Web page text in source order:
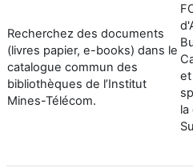
Recherchez des documents
(livres papier, e-books) dans le
catalogue commun des
bibliothèques de l’Institut
Mines-Télécom.
et
la